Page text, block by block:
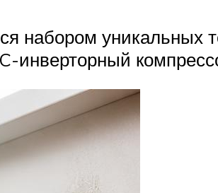
набором уникальных
инверторный